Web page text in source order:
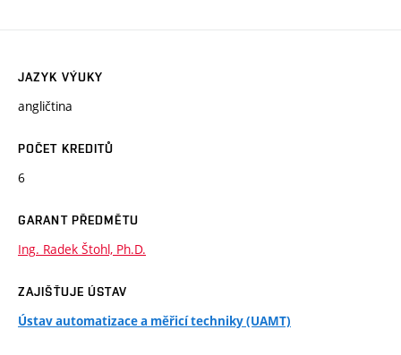
JAZYK VÝUKY
angličtina
POČET KREDITŮ
6
GARANT PŘEDMĚTU
Ing. Radek Štohl, Ph.D.
ZAJIŠŤUJE ÚSTAV
Ústav automatizace a měřicí techniky (UAMT)